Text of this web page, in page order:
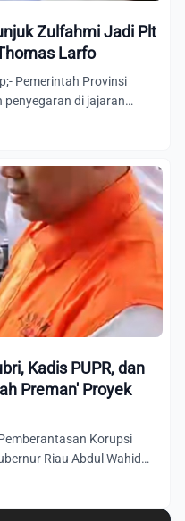
Zulfahmi Jadi Plt
Larfo
Pemerintah Provinsi
penyegaran di jajaran
Kadis PUPR, dan
Preman' Proyek
Korupsi
Riau Abdul Wahid